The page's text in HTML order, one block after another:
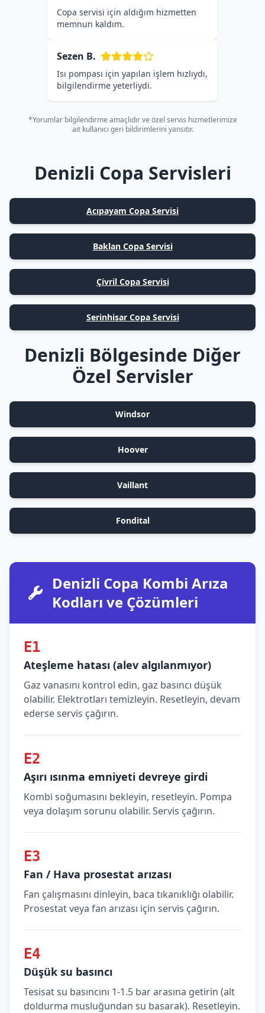
Copa servisi için aldığım hizmetten
memnun kaldım.
Sezen B.
Isı pompası için yapılan işlem hızlıydı,
bilgilendirme yeterliydi.
*Yorumlar bilgilendirme amaçlıdır ve özel servis hizmetlerimize
ait kullanıcı geri bildirimlerini yansıtır.
Denizli Copa Servisleri
Acıpayam Copa Servisi
Baklan Copa Servisi
Çivril Copa Servisi
Serinhisar Copa Servisi
Denizli Bölgesinde Diğer
Özel Servisler
Windsor
Hoover
Vaillant
Fondital
Denizli Copa Kombi Arıza
Kodları ve Çözümleri
E1
Ateşleme hatası (alev algılanmıyor)
Gaz vanasını kontrol edin, gaz basıncı düşük
olabilir. Elektrotları temizleyin. Resetleyin, devam
ederse servis çağırın.
E2
Aşırı ısınma emniyeti devreye girdi
Kombi soğumasını bekleyin, resetleyin. Pompa
veya dolaşım sorunu olabilir. Servis çağırın.
E3
Fan / Hava prosestat arızası
Fan çalışmasını dinleyin, baca tıkanıklığı olabilir.
Prosestat veya fan arızası için servis çağırın.
E4
Düşük su basıncı
Tesisat su basıncını 1-1.5 bar arasına getirin (alt
doldurma musluğundan su basarak). Resetleyin.